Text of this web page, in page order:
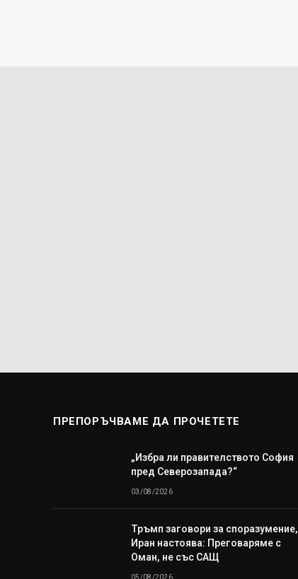
ПРЕПОРЪЧВАМЕ ДА ПРОЧЕТЕТЕ
„Избра ли правителството София
пред Северозапада?“
03/08/2026
Тръмп заговори за споразумение,
Иран настоява: Преговаряме с
Оман, не със САЩ
05/08/2026